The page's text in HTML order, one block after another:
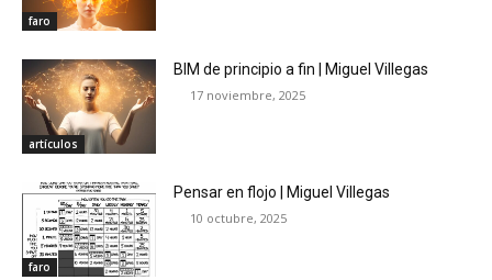
faro
artículos
BIM de principio a fin | Miguel Villegas
17 noviembre, 2025
faro
Pensar en flojo | Miguel Villegas
10 octubre, 2025